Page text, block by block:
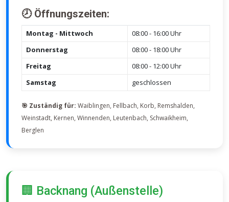
🕗 Öffnungszeiten:
Montag - Mittwoch
08:00 - 16:00 Uhr
Donnerstag
08:00 - 18:00 Uhr
Freitag
08:00 - 12:00 Uhr
Samstag
geschlossen
🎯 Zuständig für: Waiblingen, Fellbach, Korb, Remshalden,
Weinstadt, Kernen, Winnenden, Leutenbach, Schwaikheim,
Berglen
🏢 Backnang (Außenstelle)